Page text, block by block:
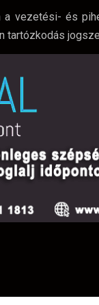
a vezetési- és
tartózkodás